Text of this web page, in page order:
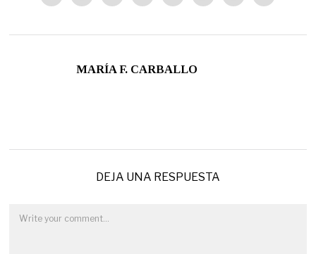
MARÍA F. CARBALLO
DEJA UNA RESPUESTA